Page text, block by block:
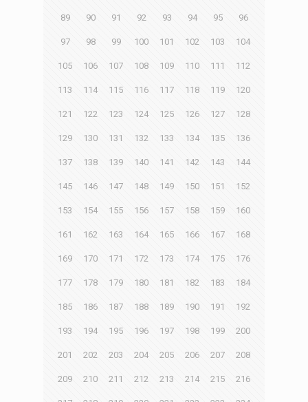
89 90 91 92 93 94 95 96
97 98 99 100 101 102 103 104
105 106 107 108 109 110 111 112
113 114 115 116 117 118 119 120
121 122 123 124 125 126 127 128
129 130 131 132 133 134 135 136
137 138 139 140 141 142 143 144
145 146 147 148 149 150 151 152
153 154 155 156 157 158 159 160
161 162 163 164 165 166 167 168
169 170 171 172 173 174 175 176
177 178 179 180 181 182 183 184
185 186 187 188 189 190 191 192
193 194 195 196 197 198 199 200
201 202 203 204 205 206 207 208
209 210 211 212 213 214 215 216